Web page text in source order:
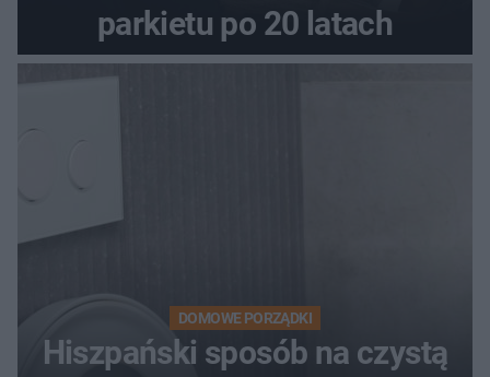
parkietu po 20 latach
DOMOWE PORZĄDKI
Hiszpański sposób na czystą